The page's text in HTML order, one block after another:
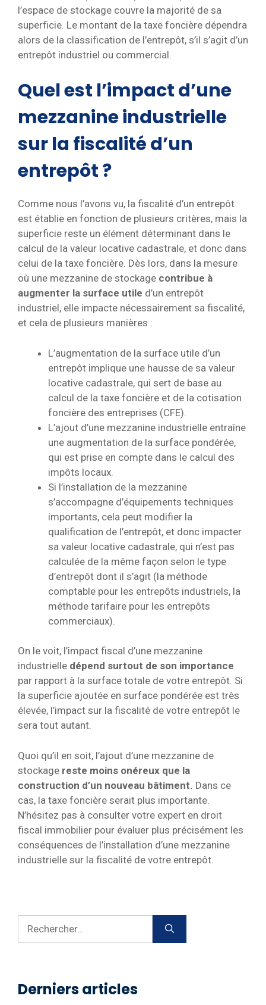
l’espace de stockage couvre la majorité de sa
superficie. Le montant de la taxe foncière dépendra
alors de la classification de l’entrepôt, s’il s’agit d’un
entrepôt industriel ou commercial.
Quel est l’impact d’une
mezzanine industrielle
sur la fiscalité d’un
entrepôt ?
Comme nous l’avons vu, la fiscalité d’un entrepôt
est établie en fonction de plusieurs critères, mais la
superficie reste un élément déterminant dans le
calcul de la valeur locative cadastrale, et donc dans
celui de la taxe foncière. Dès lors, dans la mesure
où une mezzanine de stockage contribue à
augmenter la surface utile d’un entrepôt
industriel, elle impacte nécessairement sa fiscalité,
et cela de plusieurs manières :
L’augmentation de la surface utile d’un
entrepôt implique une hausse de sa valeur
locative cadastrale, qui sert de base au
calcul de la taxe foncière et de la cotisation
foncière des entreprises (CFE).
L’ajout d’une mezzanine industrielle entraîne
une augmentation de la surface pondérée,
qui est prise en compte dans le calcul des
impôts locaux.
Si l’installation de la mezzanine
s’accompagne d’équipements techniques
importants, cela peut modifier la
qualification de l’entrepôt, et donc impacter
sa valeur locative cadastrale, qui n’est pas
calculée de la même façon selon le type
d’entrepôt dont il s’agit (la méthode
comptable pour les entrepôts industriels, la
méthode tarifaire pour les entrepôts
commerciaux).
On le voit, l’impact fiscal d’une mezzanine
industrielle dépend surtout de son importance
par rapport à la surface totale de votre entrepôt. Si
la superficie ajoutée en surface pondérée est très
élevée, l’impact sur la fiscalité de votre entrepôt le
sera tout autant.
Quoi qu’il en soit, l’ajout d’une mezzanine de
stockage reste moins onéreux que la
construction d’un nouveau bâtiment. Dans ce
cas, la taxe foncière serait plus importante.
N’hésitez pas à consulter votre expert en droit
fiscal immobilier pour évaluer plus précisément les
conséquences de l’installation d’une mezzanine
industrielle sur la fiscalité de votre entrepôt.
Derniers articles